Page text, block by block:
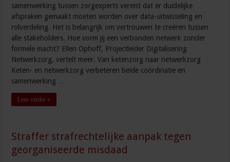
samenwerking tussen zorgexperts vereist dat er duidelijke
afspraken gemaakt moeten worden over data-uitwisseling en
rolverdeling. Het is belangrijk om vertrouwen te creëren tussen
alle stakeholders. Hoe vorm jij een verbonden netwerk zonder
formele macht? Ellen Ophoff, Projectleider Digitalisering
Netwerkzorg, vertelt meer. Van ketenzorg naar netwerkzorg
Keten- en netwerkzorg verbeteren beide coördinatie en
samenwerking …
Lees verder »
Straffer strafrechtelijke aanpak tegen
georganiseerde misdaad